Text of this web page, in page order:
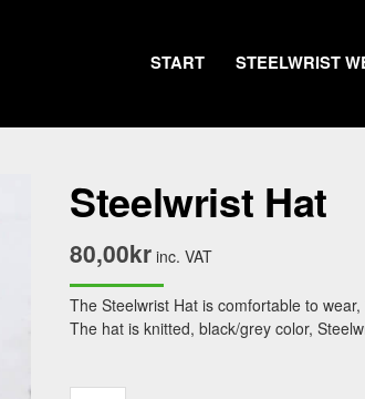
START STEELWRIST
Steelwrist Hat
80,00kr inc. VAT
The Steelwrist Hat is comfortable to
The hat is knitted, black/grey color,